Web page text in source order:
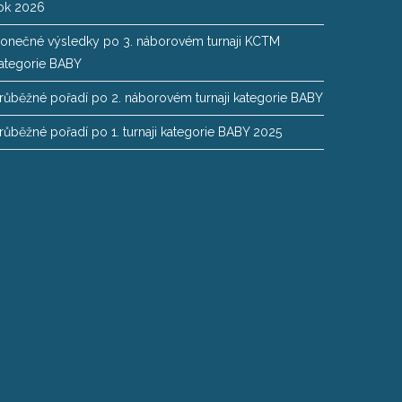
2026
výsledky po 3. náborovém turnaji KCTM
BABY
pořadí po 2. náborovém turnaji kategorie BABY
pořadí po 1. turnaji kategorie BABY 2025